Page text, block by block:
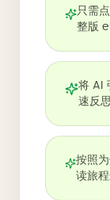
只需
整版
将 AI
速反思
按照
读旅程